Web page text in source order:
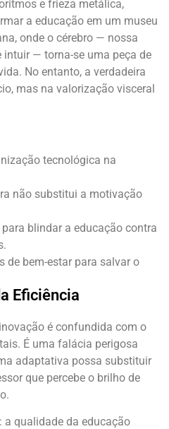
e frieza metálica,
a educação em um museu
onde o cérebro — nossa
intuir — torna-se uma peça de
No entanto, a verdadeira
mas na valorização visceral
tecnológica na
não substitui a motivação
blindar a educação contra
de bem-estar para salvar o
Eficiência
é confundida com o
É uma falácia perigosa
adaptativa possa substituir
que percebe o brilho de
a qualidade da educação